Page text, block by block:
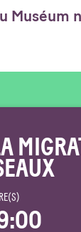
Muséum